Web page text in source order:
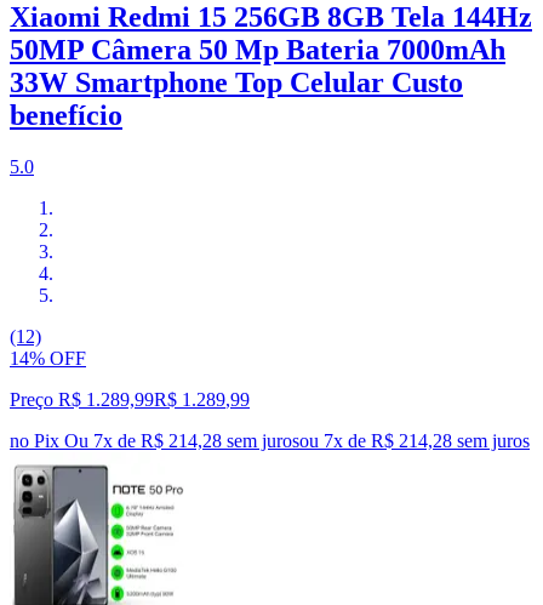
Xiaomi Redmi 15 256GB 8GB Tela 144Hz
50MP Câmera 50 Mp Bateria 7000mAh
33W Smartphone Top Celular Custo
benefício
5.0
(12)
14% OFF
Preço R$ 1.289,99R$ 1.289,99
no Pix Ou 7x de R$ 214,28 sem jurosou 7x de R$ 214,28 sem juros